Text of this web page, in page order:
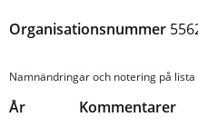
Organisationsnummer
Namnändringar och notering på lista
År
Kommentarer